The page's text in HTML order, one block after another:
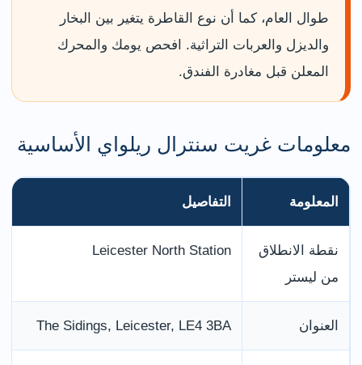
طوال العام، كما أن نوع القاطرة يتغير بين البخار
والديزل والعربات التراثية. افحص يومك والمحرك
المعلن قبل مغادرة الفندق.
معلومات غريت سنترال ريلواي الأساسية
المعلومة التفاصيل
نقطة الانطلاق
من ليستر
Leicester North Station
العنوان The Sidings, Leicester, LE4 3BA